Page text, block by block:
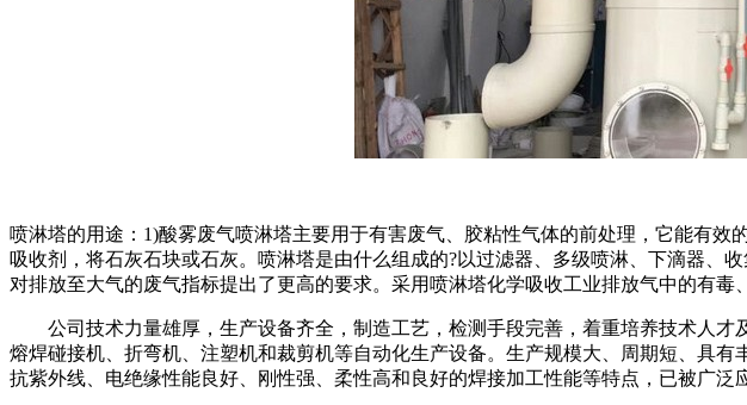
喷淋塔的用途：1)酸雾废气喷淋塔主要用于有害废气、胶粘性气体的前处理，它能有
吸收剂，将石灰石块或石灰。喷淋塔是由什么组成的?以过滤器、多级喷淋、下滴器、
对排放至大气的废气指标提出了更高的要求。采用喷淋塔化学吸收工业排放气中的有毒
公司技术力量雄厚，生产设备齐全，制造工艺，检测手段完善，着重培养技术人才
熔焊碰接机、折弯机、注塑机和裁剪机等自动化生产设备。生产规模大、周期短、具
抗紫外线、电绝缘性能良好、刚性强、柔性高和良好的焊接加工性能等特点，已被